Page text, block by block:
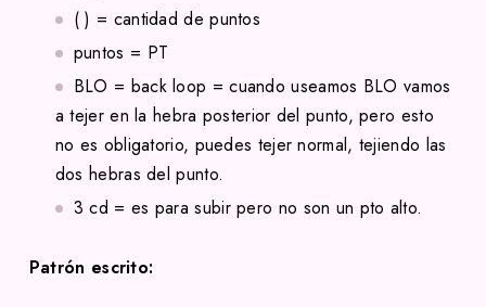
( ) = cantidad de puntos
puntos = PT
BLO = back loop = cuando useamos BLO vamos
a tejer en la hebra posterior del punto, pero esto
no es obligatorio, puedes tejer normal, tejiendo las
dos hebras del punto.
3 cd = es para subir pero no son un pto alto.
Patrón escrito: